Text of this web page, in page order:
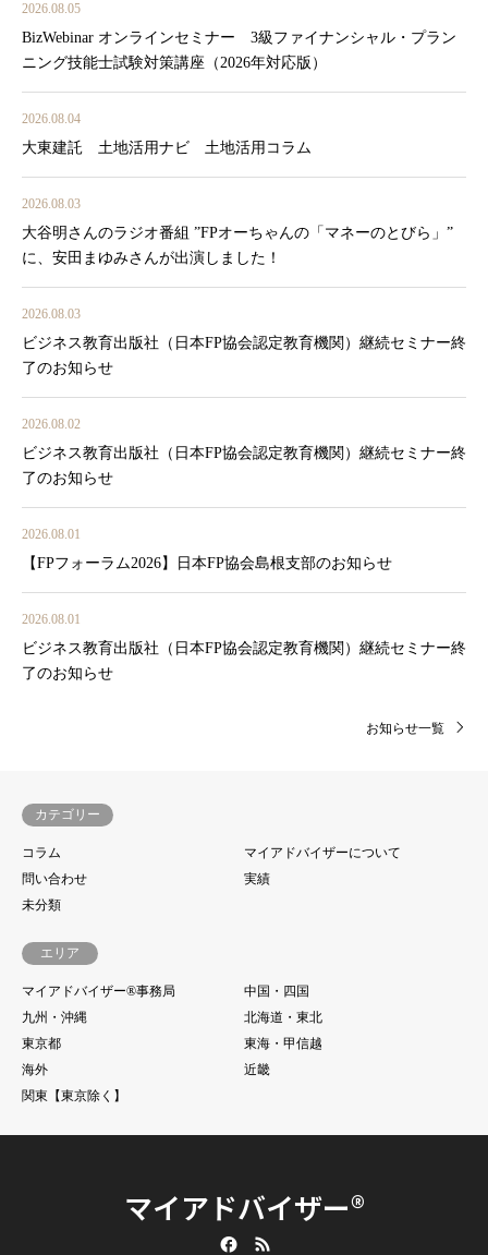
2026.08.05
BizWebinar オンラインセミナー 3級ファイナンシャル・プラン
ニング技能士試験対策講座（2026年対応版）
2026.08.04
大東建託 土地活用ナビ 土地活用コラム
2026.08.03
大谷明さんのラジオ番組 ”FPオーちゃんの「マネーのとびら」”
に、安田まゆみさんが出演しました！
2026.08.03
ビジネス教育出版社（日本FP協会認定教育機関）継続セミナー終
了のお知らせ
2026.08.02
ビジネス教育出版社（日本FP協会認定教育機関）継続セミナー終
了のお知らせ
2026.08.01
【FPフォーラム2026】日本FP協会島根支部のお知らせ
2026.08.01
ビジネス教育出版社（日本FP協会認定教育機関）継続セミナー終
了のお知らせ
お知らせ一覧
カテゴリー
コラム
マイアドバイザーについて
問い合わせ
実績
未分類
エリア
マイアドバイザー®事務局
中国・四国
九州・沖縄
北海道・東北
東京都
東海・甲信越
海外
近畿
関東【東京除く】
マイアドバイザー®